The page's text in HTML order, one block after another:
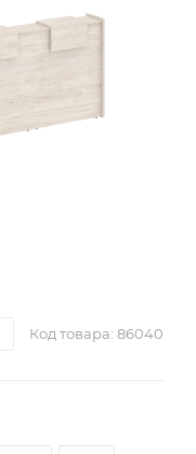
Код товара: 86040